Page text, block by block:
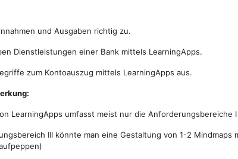
und Ausgaben richtig zu.
Dienstleistungen einer Bank mittels LearningApps.
zum Kontoauszug mittels LearningApps aus.
LearningApps umfasst meist nur die Anforderungsbereiche I
III könnte man eine Gestaltung von 1-2